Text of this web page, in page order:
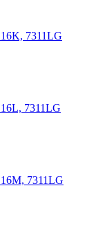
16K, 7311LG
16L, 7311LG
16M, 7311LG